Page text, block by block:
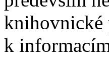
knihovnické
k